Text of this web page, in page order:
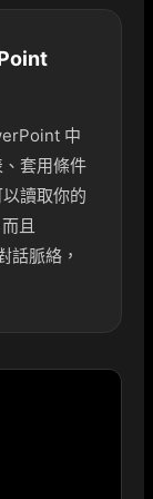
中
套用條件
讀取你的
且
話脈絡，